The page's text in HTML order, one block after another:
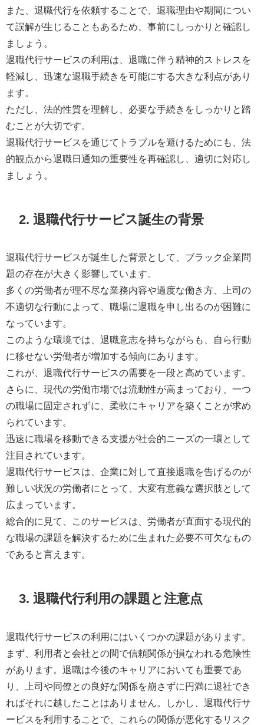
また、退職代行を依頼することで、退職理由や期間につい
て誤解が生じることもあるため、事前にしっかりと確認し
ましょう。
退職代行サービスの利用は、退職に伴う精神的ストレスを
軽減し、迅速な退職手続きを可能にする大きな利点があり
ます。
ただし、法的性質を理解し、必要な手続きをしっかりと踏
むことが大切です。
退職代行サービスを通じてトラブルを避けるためにも、法
的観点から退職日通知の重要性を再確認し、適切に対応し
ましょう。
2. 退職代行サービス誕生の背景
退職代行サービスが誕生した背景として、ブラック企業問
題の存在が大きく影響しています。
多くの労働者が理不尽な業務内容や過度な働き方、上司の
不適切な行動によって、職場に退職を申し出るのが困難に
なっています。
このような環境では、退職意志を持ちながらも、自ら行動
に移せない労働者が増加する傾向にあります。
これが、退職代行サービスの需要を一段と高めています。
さらに、現代の労働市場では流動性が高まっており、一つ
の職場に固定されずに、柔軟にキャリアを築くことが求め
られています。
迅速に職場を移動できる支援が社会的ニーズの一環として
注目されています。
退職代行サービスは、企業に対して直接退職を告げるのが
難しい状況の労働者にとって、大変有意義な選択肢として
広まっています。
総合的に見て、このサービスは、労働者が直面する現代的
な職場の課題を解決するために生まれた必要不可欠なもの
であると言えます。
3. 退職代行利用の課題と注意点
退職代行サービスの利用にはいくつかの課題があります。
まず、利用者と会社との間で信頼関係が損なわれる危険性
があります。退職は今後のキャリアにおいても重要であ
り、上司や同僚との良好な関係を崩さずに円満に退社でき
ればそれに越したことはありません。しかし、退職代行サ
ービスを利用することで、これらの関係が悪化するリスク